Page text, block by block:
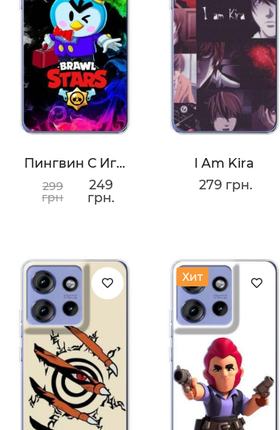
Пингвин С Игры
299
грн
249
грн.
I Am Kira
279 грн.
Хит